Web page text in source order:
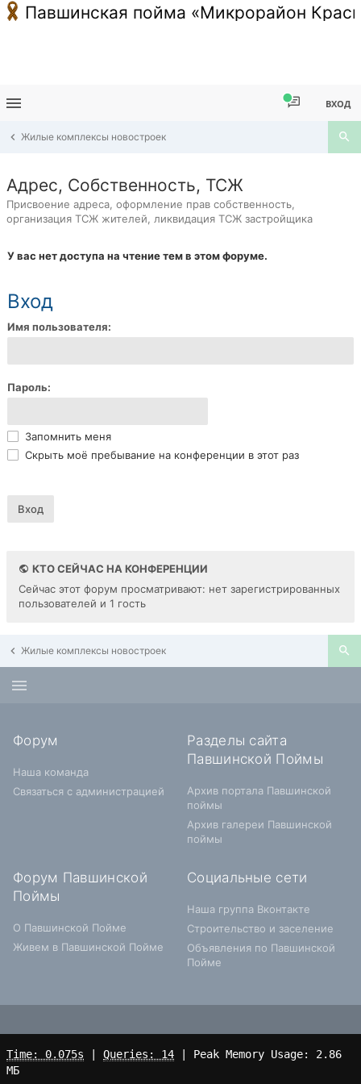
Павшинская пойма «Микрорайон
ВХОД
Жилые комплексы новостроек
Адрес, Собственность, ТСЖ
Присвоение адреса, оформление прав собственность,
организация ТСЖ жителей, ликвидация ТСЖ застройщика
У вас нет доступа на чтение тем в этом форуме.
Вход
Имя пользователя:
Пароль:
Запомнить меня
Скрыть моё пребывание на конференции в этот раз
КТО СЕЙЧАС НА КОНФЕРЕНЦИИ
Сейчас этот форум просматривают: нет зарегистрированных
пользователей и 1 гость
Жилые комплексы новостроек
Форум
Наша команда
Связаться с администрацией
Разделы сайта
Павшинской Поймы
Архив портала Павшинской
поймы
Архив галереи Павшинской
поймы
Форум Павшинской
Поймы
О Павшинской Пойме
Живем в Павшинской Пойме
Социальные сети
Наша группа Вконтакте
Строительство и заселение
Объявления по Павшинской
Пойме
Time: 0.075s Queries: 14 | Peak Memory Usage: 2.86
МБ